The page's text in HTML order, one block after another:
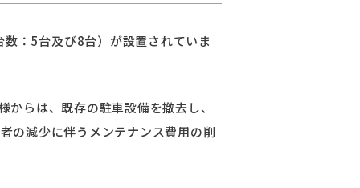
：5台及び8台）が設置されていま
らは、既存の駐車設備を撤去し、
の減少に伴うメンテナンス費用の削